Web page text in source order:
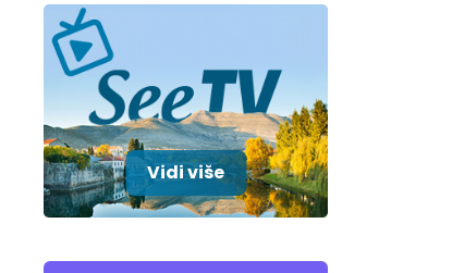
Vidi više